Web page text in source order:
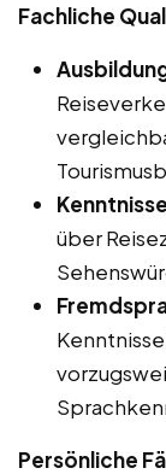
Fachliche
über
Persönliche